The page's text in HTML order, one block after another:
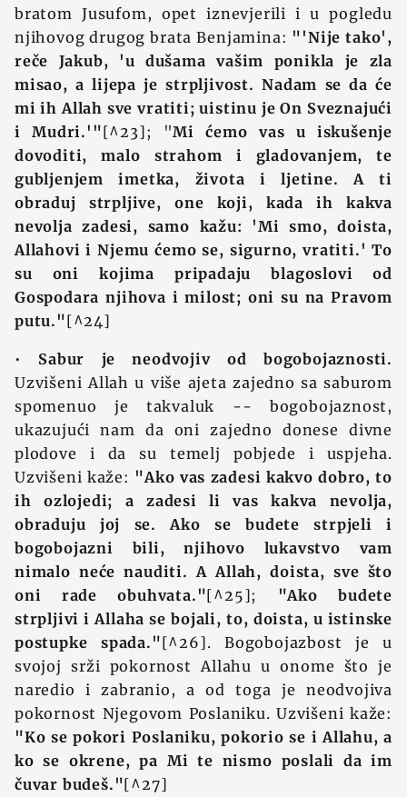
bratom Jusufom, opet iznevjerili i u pogledu
njihovog drugog brata Benjamina: "'Nije tako',
reče Jakub, 'u dušama vašim ponikla je zla
misao, a lijepa je strpljivost. Nadam se da će
mi ih Allah sve vratiti; uistinu je On Sveznajući
i Mudri.'"[^23]; "Mi ćemo vas u iskušenje
dovoditi, malo strahom i gladovanjem, te
gubljenjem imetka, života i ljetine. A ti
obraduj strpljive, one koji, kada ih kakva
nevolja zadesi, samo kažu: 'Mi smo, doista,
Allahovi i Njemu ćemo se, sigurno, vratiti.' To
su oni kojima pripadaju blagoslovi od
Gospodara njihova i milost; oni su na Pravom
putu."[^24]
• Sabur je neodvojiv od bogobojaznosti.
Uzvišeni Allah u više ajeta zajedno sa saburom
spomenuo je takvaluk -- bogobojaznost,
ukazujući nam da oni zajedno donese divne
plodove i da su temelj pobjede i uspjeha.
Uzvišeni kaže: "Ako vas zadesi kakvo dobro, to
ih ozlojedi; a zadesi li vas kakva nevolja,
obraduju joj se. Ako se budete strpjeli i
bogobojazni bili, njihovo lukavstvo vam
nimalo neće nauditi. A Allah, doista, sve što
oni rade obuhvata."[^25]; "Ako budete
strpljivi i Allaha se bojali, to, doista, u istinske
postupke spada."[^26]. Bogobojazbost je u
svojoj srži pokornost Allahu u onome što je
naredio i zabranio, a od toga je neodvojiva
pokornost Njegovom Poslaniku. Uzvišeni kaže:
"Ko se pokori Poslaniku, pokorio se i Allahu, a
ko se okrene, pa Mi te nismo poslali da im
čuvar budeš."[^27]